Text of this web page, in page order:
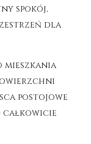
spokój,
dla
mieszkania
postojowe
całkowicie